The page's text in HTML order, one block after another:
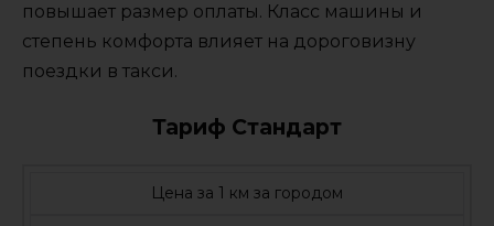
повышает размер оплаты. Класс машины и
степень комфорта влияет на дороговизну
поездки в такси.
Тариф Стандарт
Цена за 1 км за городом